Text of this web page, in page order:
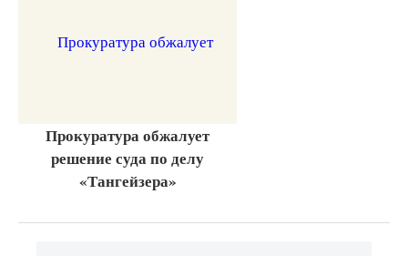
Прокуратура обжалует
решение суда по делу
«Тангейзера»